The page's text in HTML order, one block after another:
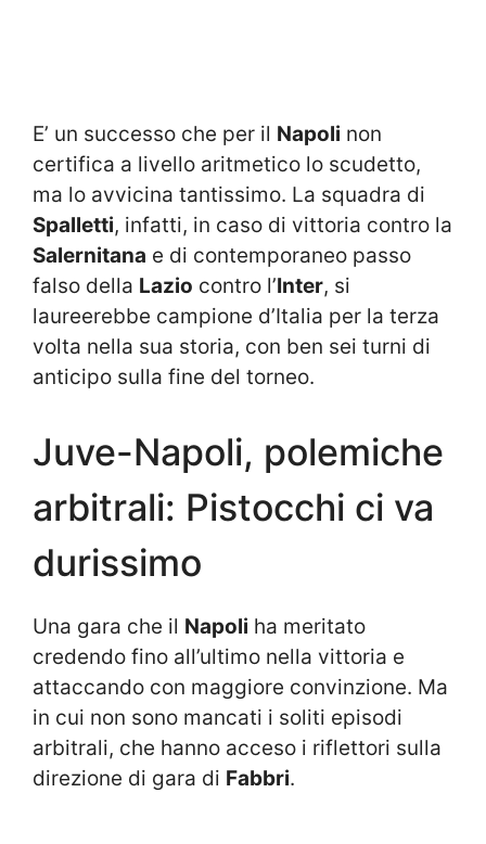
E’ un successo che per il Napoli non
certifica a livello aritmetico lo scudetto,
ma lo avvicina tantissimo. La squadra di
Spalletti, infatti, in caso di vittoria contro la
Salernitana e di contemporaneo passo
falso della Lazio contro l’Inter, si
laureerebbe campione d’Italia per la terza
volta nella sua storia, con ben sei turni di
anticipo sulla fine del torneo.
Juve-Napoli, polemiche
arbitrali: Pistocchi ci va
durissimo
Una gara che il Napoli ha meritato
credendo fino all’ultimo nella vittoria e
attaccando con maggiore convinzione. Ma
in cui non sono mancati i soliti episodi
arbitrali, che hanno acceso i riflettori sulla
direzione di gara di Fabbri.